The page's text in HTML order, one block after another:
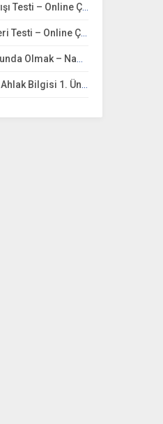
Testi – Online Çöz
Testi – Online Çöz
– Namaz İbadeti Testi
Allah İnancı Çalışmaları